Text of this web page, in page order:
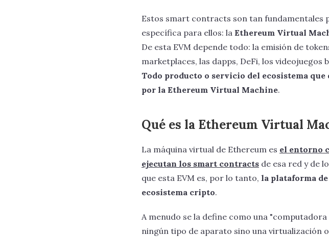
Estos smart contracts son tan fundamentales
específica para ellos: la Ethereum Virtual
De esta EVM depende todo: la emisión de
marketplaces, las dapps, DeFi, los
Todo producto o servicio del ecosistema
por la Ethereum Virtual Machine.
Qué es la Ethereum Virtual
La máquina virtual de Ethereum es el entorno
ejecutan los smart contracts de esa red y de
que esta EVM es, por lo tanto, la plataforma
ecosistema cripto.
A menudo se la define como una
ningún tipo de aparato sino una virtualización